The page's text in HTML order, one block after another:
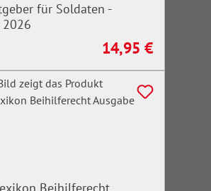
für Soldaten -
2026
Regulärer Preis:
14,95 €